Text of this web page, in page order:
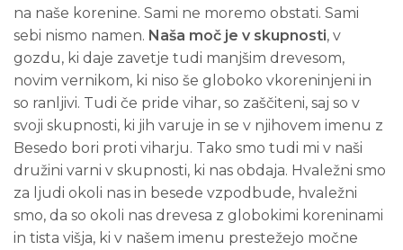
na naše korenine. Sami ne moremo obstati. Sami
sebi nismo namen. Naša moč je v skupnosti, v
gozdu, ki daje zavetje tudi manjšim drevesom,
novim vernikom, ki niso še globoko vkoreninjeni in
so ranljivi. Tudi če pride vihar, so zaščiteni, saj so v
svoji skupnosti, ki jih varuje in se v njihovem imenu z
Besedo bori proti viharju. Tako smo tudi mi v naši
družini varni v skupnosti, ki nas obdaja. Hvaležni smo
za ljudi okoli nas in besede vzpodbude, hvaležni
smo, da so okoli nas drevesa z globokimi koreninami
in tista višja, ki v našem imenu prestežejo močne